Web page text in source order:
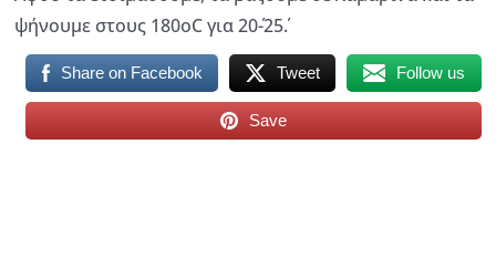
ψήνουμε στους 180οC για 20΄-25΄.
Share on Facebook Tweet Follow us
Save